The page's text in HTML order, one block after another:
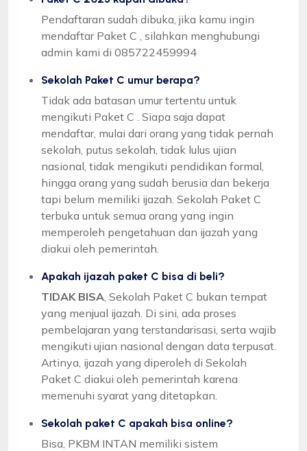
Pendaftaran sudah dibuka, jika kamu ingin
mendaftar Paket C , silahkan menghubungi
admin kami di 085722459994
Sekolah Paket C umur berapa?
Tidak ada batasan umur tertentu untuk
mengikuti Paket C . Siapa saja dapat
mendaftar, mulai dari orang yang tidak pernah
sekolah, putus sekolah, tidak lulus ujian
nasional, tidak mengikuti pendidikan formal,
hingga orang yang sudah berusia dan bekerja
tapi belum memiliki ijazah. Sekolah Paket C
terbuka untuk semua orang yang ingin
memperoleh pengetahuan dan ijazah yang
diakui oleh pemerintah.
Apakah ijazah paket C bisa di beli?
TIDAK BISA , Sekolah Paket C bukan tempat
yang menjual ijazah. Di sini, ada proses
pembelajaran yang terstandarisasi, serta wajib
mengikuti ujian nasional dengan data terpusat.
Artinya, ijazah yang diperoleh di Sekolah
Paket C diakui oleh pemerintah karena
memenuhi syarat yang ditetapkan.
Sekolah paket C apakah bisa online?
Bisa, PKBM INTAN memiliki sistem